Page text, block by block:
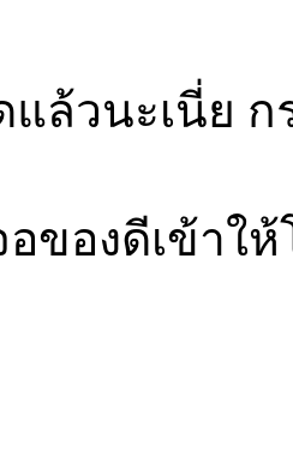
ล้วนะเนี่ย ก
ของดีเข้าใ